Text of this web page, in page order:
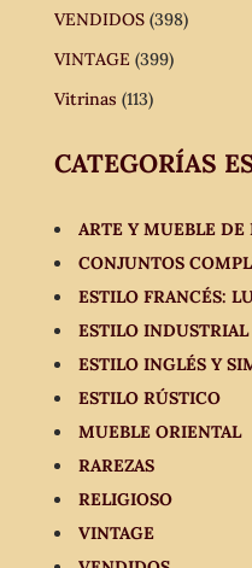
VENDIDOS (398)
VINTAGE (399)
Vitrinas (113)
CATEGORÍAS
ARTE Y MUEBLE DE
CONJUNTOS
ESTILO FRANCÉS:
ESTILO INDUSTRIAL
ESTILO INGLÉS Y
ESTILO RÚSTICO
MUEBLE ORIENTAL
RAREZAS
RELIGIOSO
VINTAGE